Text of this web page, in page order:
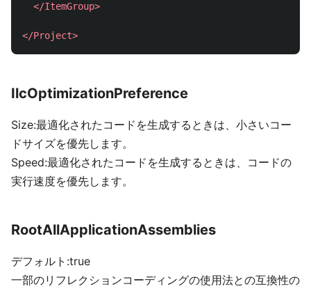
</ItemGroup>
</Project>
IlcOptimizationPreference
Size:最適化されたコードを生成するときは、小さいコー
ドサイズを優先します。
Speed:最適化されたコードを生成するときは、コードの
実行速度を優先します。
RootAllApplicationAssemblies
デフォルト:true
一部のリフレクションコーディングの使用法との互換性の